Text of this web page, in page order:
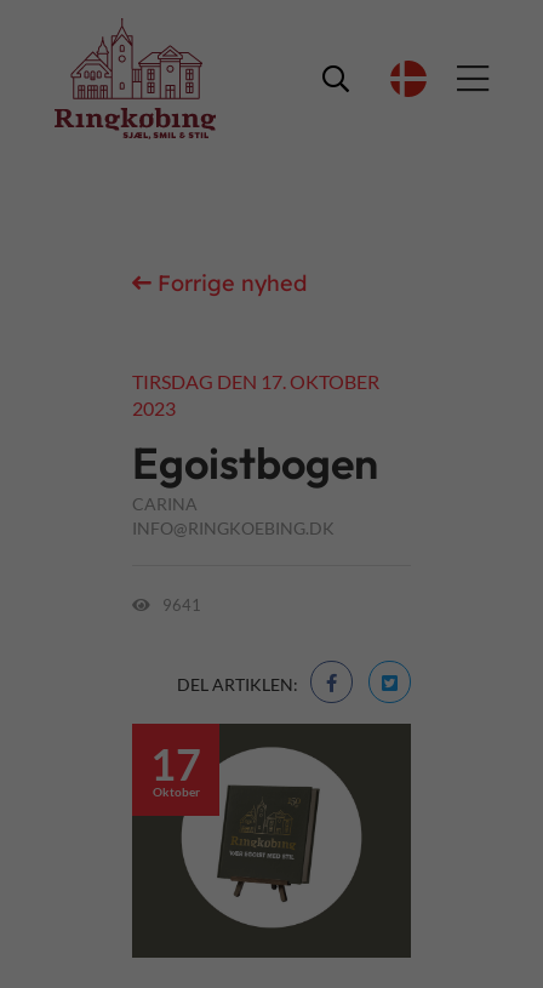

Forrige nyhed
TIRSDAG DEN 17. OKTOBER
2023
Egoistbogen
CARINA
INFO@RINGKOEBING.DK
9641
DEL ARTIKLEN:
17
Oktober